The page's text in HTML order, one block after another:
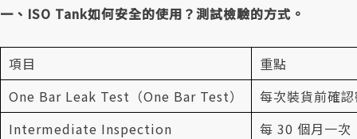
一、ISO Tank如何安全的使用？測試檢驗的方式。
項目
重點
One Bar Leak Test（One Bar Test）
每次裝貨前確
Intermediate Inspection
每 30 個月一次